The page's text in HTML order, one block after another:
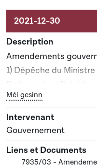
Amendements
1) Dépêche du
Parlement au
(30.12.2021)
2) Texte des
3) Texte coordonné du
Bouton graphique
Méi gesinn
Gouvernement
7935/03 -